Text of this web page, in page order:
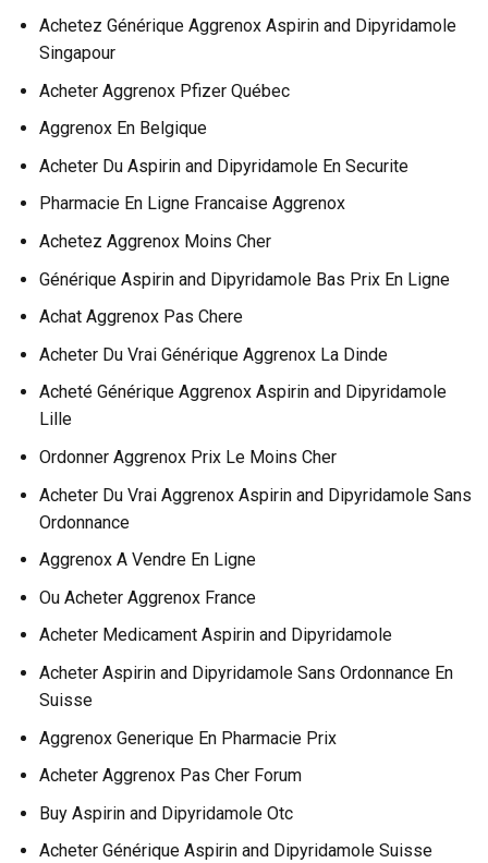
Achetez Générique Aggrenox Aspirin and Dipyridamole
Singapour
Acheter Aggrenox Pfizer Québec
Aggrenox En Belgique
Acheter Du Aspirin and Dipyridamole En Securite
Pharmacie En Ligne Francaise Aggrenox
Achetez Aggrenox Moins Cher
Générique Aspirin and Dipyridamole Bas Prix En Ligne
Achat Aggrenox Pas Chere
Acheter Du Vrai Générique Aggrenox La Dinde
Acheté Générique Aggrenox Aspirin and Dipyridamole
Lille
Ordonner Aggrenox Prix Le Moins Cher
Acheter Du Vrai Aggrenox Aspirin and Dipyridamole Sans
Ordonnance
Aggrenox A Vendre En Ligne
Ou Acheter Aggrenox France
Acheter Medicament Aspirin and Dipyridamole
Acheter Aspirin and Dipyridamole Sans Ordonnance En
Suisse
Aggrenox Generique En Pharmacie Prix
Acheter Aggrenox Pas Cher Forum
Buy Aspirin and Dipyridamole Otc
Acheter Générique Aspirin and Dipyridamole Suisse